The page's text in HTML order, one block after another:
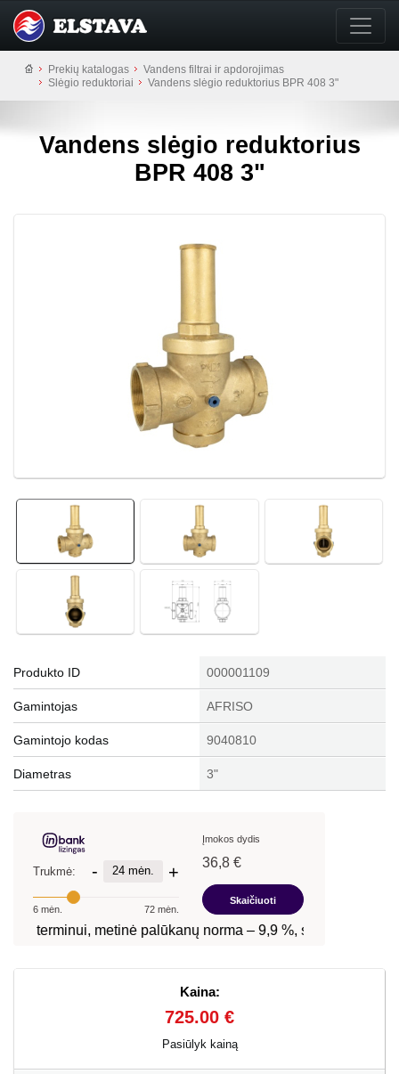
Prekių katalogas
Vandens filtrai ir apdorojimas
Slėgio reduktoriai
Vandens slėgio reduktorius BPR 408 3"
Vandens slėgio reduktorius
BPR 408 3"
Produkto ID 000001109
Gamintojas AFRISO
Gamintojo kodas 9040810
Diametras 3"
Kaina:
725.00 €
Pasiūlyk kainą